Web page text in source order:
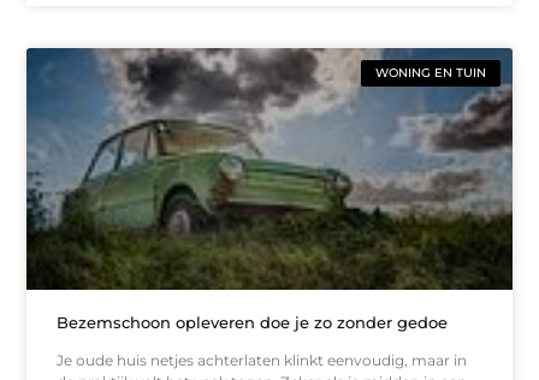
WONING EN TUIN
Bezemschoon opleveren doe je zo zonder gedoe
Je oude huis netjes achterlaten klinkt eenvoudig, maar in